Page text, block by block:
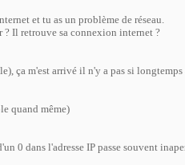
et tu as un problème de réseau.
Il retrouve sa connexion internet ?
ça m'est arrivé il n'y a pas si
quand même)
0 dans l'adresse IP passe souvent